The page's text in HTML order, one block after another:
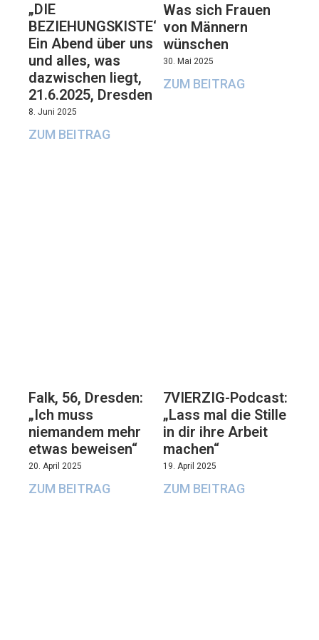
„DIE
BEZIEHUNGSKISTE“:
Ein Abend über uns
und alles, was
dazwischen liegt,
21.6.2025, Dresden
8. Juni 2025
ZUM BEITRAG
Was sich Frauen
von Männern
wünschen
30. Mai 2025
ZUM BEITRAG
Falk, 56, Dresden:
„Ich muss
niemandem mehr
etwas beweisen“
20. April 2025
ZUM BEITRAG
7VIERZIG-Podcast:
„Lass mal die Stille
in dir ihre Arbeit
machen“
19. April 2025
ZUM BEITRAG